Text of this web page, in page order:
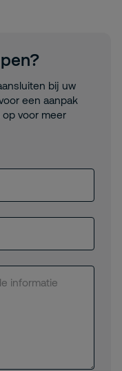
bij uw
een aanpak
voor meer